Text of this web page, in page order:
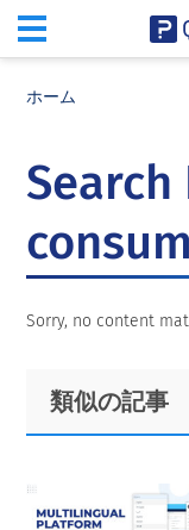
ホーム
Sorry, no content
Primary
Sidebar
Footer
類似の記事